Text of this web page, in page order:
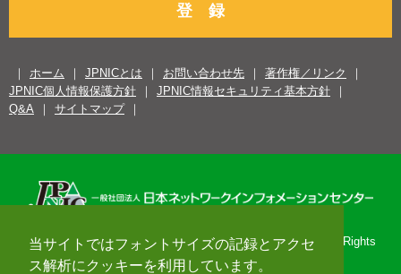
当サイトではフォントサイズの記録とアクセ
ス解析にクッキーを利用しています。
登 録
ホーム JPNICとは お問い合わせ先
著作権／リンク
JPNIC個人情報保護方針
JPNIC情報セキュリティ基本方針
Q&A
サイトマップ
Copyright© 1996-2026 Japan Network Information Center. All Rights
Reserved.